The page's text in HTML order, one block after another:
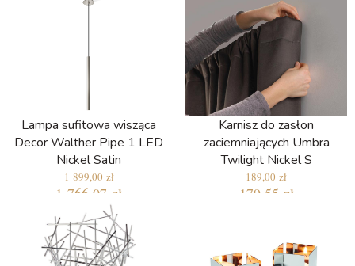
Lampa sufitowa wisząca
Decor Walther Pipe 1 LED
Nickel Satin
1 899,00 zł
1 766,07 zł
Karnisz do zasłon
zaciemniających Umbra
Twilight Nickel S
189,00 zł
179,55 zł